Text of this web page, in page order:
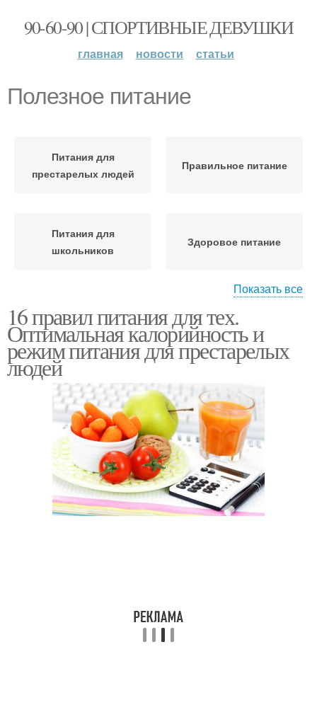
90-60-90 | СПОРТИВНЫЕ ДЕВУШКИ
главная новости статьи
Полезное питание
Питания для
престарелых людей
Правильное питание
Питания для
школьников
Здоровое питание
"правильное питание
Показать все
16 правил питания для тех.
Оптимальная калорийность и
режим питания для престарелых
людей